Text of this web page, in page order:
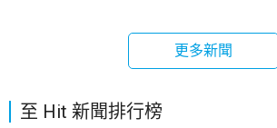
更多新聞
至 Hit 新聞排行榜